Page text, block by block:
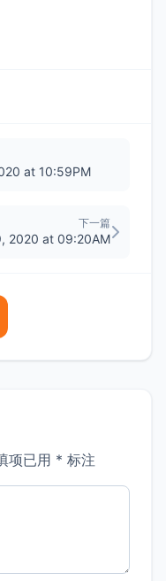
at 10:59PM
下一篇
2020 at 09:20AM
项已用 * 标注